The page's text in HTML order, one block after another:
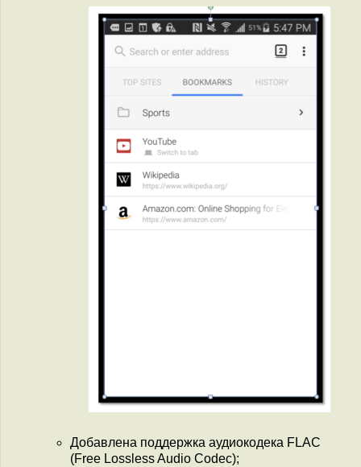
Добавлена поддержка аудиокодека FLAC
(Free Lossless Audio Codec);